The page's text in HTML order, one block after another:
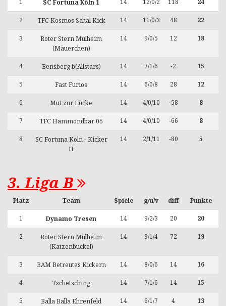
1 SC Fortuna Köln 1 14 12/0/2 118 24
2 TFC Kosmos Schäl Kick 14 11/0/3 48 22
3
Roter Stern Mülheim
(Mäuerchen)
14 9/0/5 12 18
4 Bensberg b(Allstars) 14 7/1/6 -2 15
5 Fast Furios 14 6/0/8 28 12
6 Mut zur Lücke 14 4/0/10 -58 8
7 TFC Hammondbar 05 14 4/0/10 -66 8
8
SC Fortuna Köln - Kicker
II
14 2/1/11 -80 5
3. Liga B
Platz Team Spiele g/u/v diff Punkte
1 Dynamo Tresen 14 9/2/3 20 20
2
Roter Stern Mülheim
(Katzenbuckel)
14 9/1/4 72 19
3 BAM Betreutes Kickern 14 8/0/6 14 16
4 Tschetsching 14 7/1/6 14 15
5 Balla Balla Ehrenfeld 14 6/1/7 4 13